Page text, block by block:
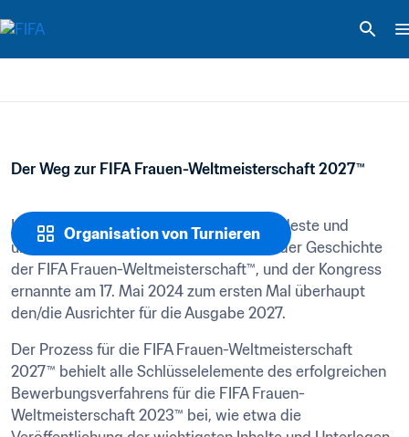
Organisation von Turnieren
Der Weg zur FIFA Frauen-Weltmeisterschaft 2027™
Im März 2023 lancierte die FIFA das solideste und
umfassendste Bewerbungsverfahren in der Geschichte
der FIFA Frauen-Weltmeisterschaft™, und der Kongress
ernannte am 17. Mai 2024 zum ersten Mal überhaupt
den/die Ausrichter für die Ausgabe 2027.
Der Prozess für die FIFA Frauen-Weltmeisterschaft
2027™ behielt alle Schlüsselelemente des erfolgreichen
Bewerbungsverfahrens für die FIFA Frauen-
Weltmeisterschaft 2023™ bei, wie etwa die